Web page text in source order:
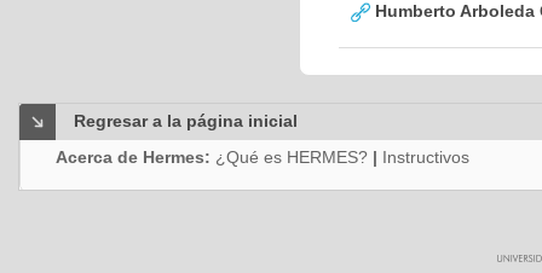
Humberto Arboleda
Regresar a la página inicial
Acerca de Hermes: ¿Qué es HERMES? | Instructivos